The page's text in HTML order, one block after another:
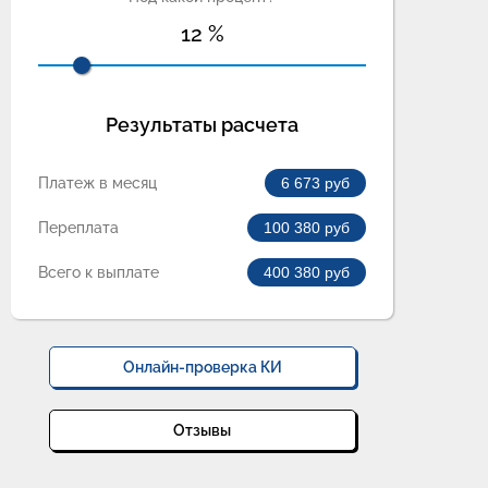
12 %
Результаты расчета
Платеж в месяц 6 673 руб
Переплата 100 380 руб
Всего к выплате 400 380 руб
Онлайн-проверка КИ
Отзывы